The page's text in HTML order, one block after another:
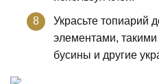
Украсьте топиарий
элементами, такими
бусины и другие